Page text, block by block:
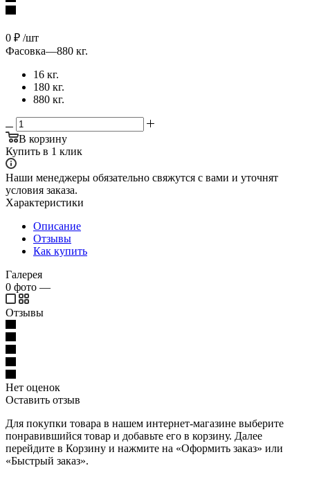
0 ₽ /шт
Фасовка—880 кг.
16 кг.
180 кг.
880 кг.
В корзину
Купить в 1 клик
Наши менеджеры обязательно свяжутся с вами и уточнят
условия заказа.
Характеристики
Описание
Отзывы
Как купить
Галерея
0 фото —
Отзывы
Нет оценок
Оставить отзыв
Для покупки товара в нашем интернет-магазине выберите
понравившийся товар и добавьте его в корзину. Далее
перейдите в Корзину и нажмите на «Оформить заказ» или
«Быстрый заказ».